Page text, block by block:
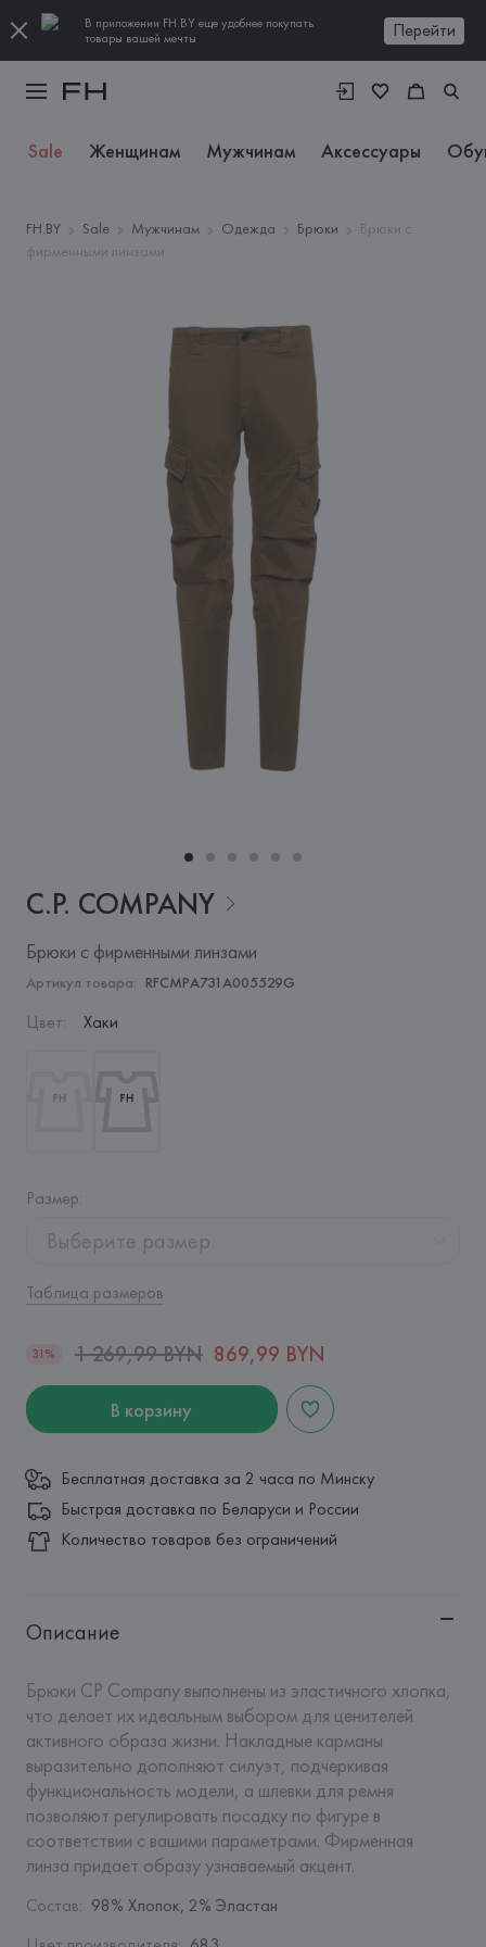
В приложении FH.BY еще удобнее покупать
товары вашей мечты
Перейти
Sale Женщинам Мужчинам Аксессуары
FH.BY Sale Мужчинам Одежда Брюки
Брюки с
фирменными линзами
C.P. COMPANY
Брюки с фирменными линзами
Артикул товара: RFCMPA731A005529G
Цвет: Хаки
Размер:
Выберите размер
Таблица размеров
31% 1 269,99 BYN 869,99 BYN
В корзину
Бесплатная доставка за 2 часа по Минску
Быстрая доставка по Беларуси и России
Количество товаров без ограничений
Описание
Брюки CP Company выполнены из эластичного хлопка,
что делает их идеальным выбором для ценителей
активного образа жизни. Накладные карманы
выразительно дополняют силуэт, подчеркивая
функциональность модели, а шлевки для ремня
позволяют регулировать посадку по фигуре в
соответствии с вашими параметрами. Фирменная
линза придает образу узнаваемый акцент.
Состав: 98% Хлопок, 2% Эластан